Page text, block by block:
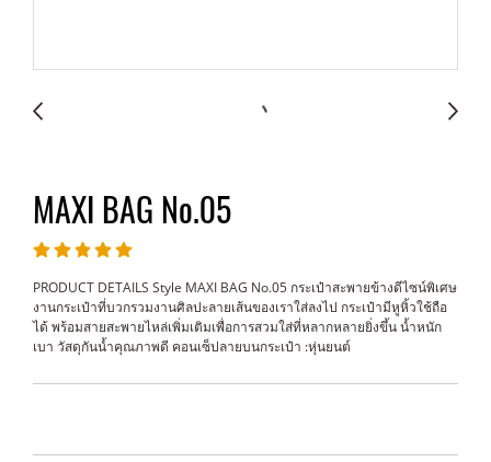
MAXI BAG No.05
PRODUCT DETAILS Style MAXI BAG No.05 กระเป๋าสะพายข้างดีไซน์พิเศษ
งานกระเป๋าที่บวกรวมงานศิลปะลายเส้นของเราใส่ลงไป กระเป๋ามีหูหิ้วใช้ถือ
ได้ พร้อมสายสะพายไหล่เพิ่มเติมเพื่อการสวมใส่ที่หลากหลายยิ่งขึ้น น้ำหนัก
เบา วัสดุกันน้ำคุณภาพดี คอนเซ็ปลายบนกระเป๋า :หุ่นยนต์